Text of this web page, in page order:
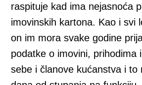
raspituje kad ima nejasnoća
imovinskih kartona. Kao i svi
on im mora svake godine
podatke o imovini, prihodima
sebe i članove kućanstva i to